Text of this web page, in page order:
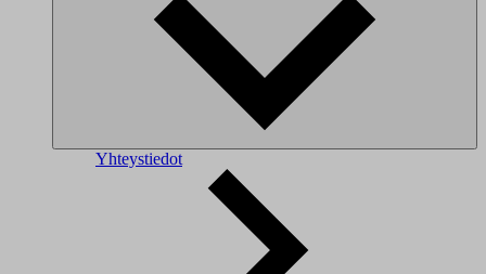
Yhteystiedot